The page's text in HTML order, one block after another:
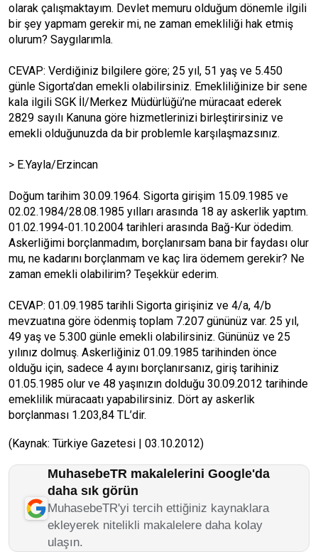
olarak çalışmaktayım. Devlet memuru olduğum dönemle ilgili
bir şey yapmam gerekir mi, ne zaman emekliliği hak etmiş
olurum? Saygılarımla.
CEVAP: Verdiğiniz bilgilere göre; 25 yıl, 51 yaş ve 5.450
günle Sigorta’dan emekli olabilirsiniz. Emekliliğinize bir sene
kala ilgili SGK İl/Merkez Müdürlüğü’ne müracaat ederek
2829 sayılı Kanuna göre hizmetlerinizi birleştirirsiniz ve
emekli olduğunuzda da bir problemle karşılaşmazsınız.
> E.Yayla/Erzincan
Doğum tarihim 30.09.1964. Sigorta girişim 15.09.1985 ve
02.02.1984/28.08.1985 yılları arasında 18 ay askerlik yaptım.
01.02.1994-01.10.2004 tarihleri arasında Bağ-Kur ödedim.
Askerliğimi borçlanmadım, borçlanırsam bana bir faydası olur
mu, ne kadarını borçlanmam ve kaç lira ödemem gerekir? Ne
zaman emekli olabilirim? Teşekkür ederim.
CEVAP: 01.09.1985 tarihli Sigorta girişiniz ve 4/a, 4/b
mevzuatına göre ödenmiş toplam 7.207 gününüz var. 25 yıl,
49 yaş ve 5.300 günle emekli olabilirsiniz. Gününüz ve 25
yılınız dolmuş. Askerliğiniz 01.09.1985 tarihinden önce
olduğu için, sadece 4 ayını borçlanırsanız, giriş tarihiniz
01.05.1985 olur ve 48 yaşınızın dolduğu 30.09.2012 tarihinde
emeklilik müracaatı yapabilirsiniz. Dört ay askerlik
borçlanması 1.203,84 TL’dir.
(Kaynak: Türkiye Gazetesi | 03.10.2012)
MuhasebeTR makalelerini Google'da
daha sık görün
MuhasebeTR'yi tercih ettiğiniz kaynaklara
ekleyerek nitelikli makalelere daha kolay
ulaşın.